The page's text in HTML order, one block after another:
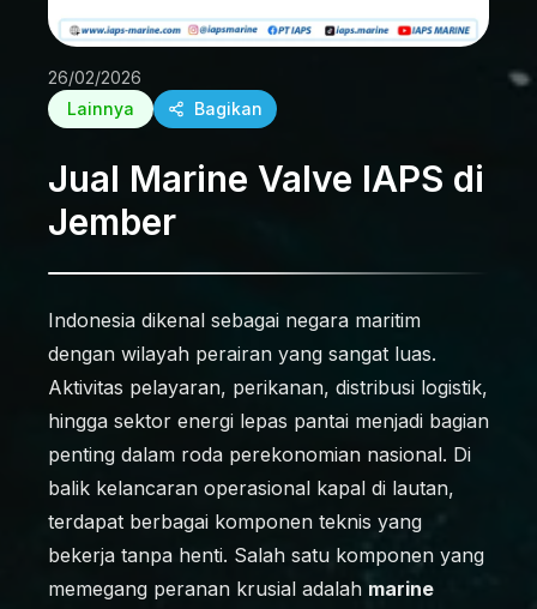
26/02/2026
Lainnya
Bagikan
Jual Marine Valve IAPS di
Jember
Indonesia dikenal sebagai negara maritim
dengan wilayah perairan yang sangat luas.
Aktivitas pelayaran, perikanan, distribusi logistik,
hingga sektor energi lepas pantai menjadi bagian
penting dalam roda perekonomian nasional. Di
balik kelancaran operasional kapal di lautan,
terdapat berbagai komponen teknis yang
bekerja tanpa henti. Salah satu komponen yang
memegang peranan krusial adalah marine